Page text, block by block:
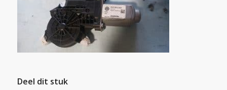
Deel dit stuk